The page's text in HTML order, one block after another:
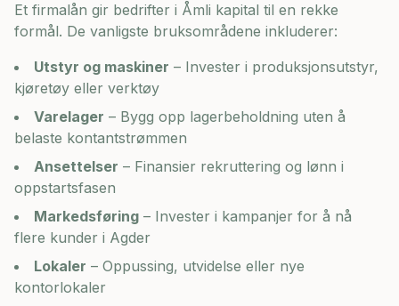
Et firmalån gir bedrifter i Åmli kapital til en rekke
formål. De vanligste bruksområdene inkluderer:
Utstyr og maskiner – Invester i produksjonsutstyr,
kjøretøy eller verktøy
Varelager – Bygg opp lagerbeholdning uten å
belaste kontantstrømmen
Ansettelser – Finansier rekruttering og lønn i
oppstartsfasen
Markedsføring – Invester i kampanjer for å nå
flere kunder i Agder
Lokaler – Oppussing, utvidelse eller nye
kontorlokaler